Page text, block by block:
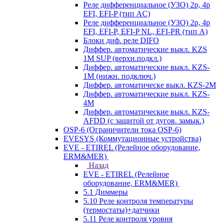
Реле дифференциальное (УЗО) 2р, 4р
EFI, EFI-P (тип AС)
Реле дифференциальное (УЗО) 2р, 4р
EFI, EFI-P, EFI-P NL, EFI-PR (тип A)
Блоки диф. реле DIFO
Диффер. автоматические выкл. KZS
1M SUP (верхн.подкл.)
Диффер. автоматические выкл. KZS-
1M (нижн. подключ.)
Диффер. автоматическе выкл. KZS-2M
Диффер. автоматические выкл. KZS-
4M
Диффер. автоматические выкл. KZS-
AFDD (с защитой от дугов. замык.)
OSP-6 (Ограничители тока OSP-6)
EVESYS (Коммутационные устройства)
EVE - ETIREL (Релейное оборудование,
ERM&MER)
Назад
EVE - ETIREL (Релейное
оборудование, ERM&MER)
5.1 Диммеры
5.10 Реле контроля температуры
(термостаты)+датчики
5.11 Реле контроля уровня